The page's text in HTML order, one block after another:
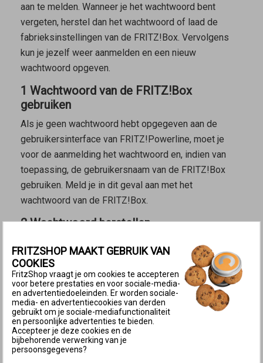
aan te melden. Wanneer je het wachtwoord bent
vergeten, herstel dan het wachtwoord of laad de
fabrieksinstellingen van de FRITZ!Box. Vervolgens
kun je jezelf weer aanmelden en een nieuw
wachtwoord opgeven.
1 Wachtwoord van de FRITZ!Box
gebruiken
Als je geen wachtwoord hebt opgegeven aan de
gebruikersinterface van FRITZ!Powerline, moet je
voor de aanmelding het wachtwoord en, indien van
toepassing, de gebruikersnaam van de FRITZ!Box
gebruiken. Meld je in dit geval aan met het
wachtwoord van de FRITZ!Box.
2 Wachtwoord herstellen
Als je de mogelijkheid wordt geboden om een
pushservice-e-mail te laten versturen, laat je dan een
e-mail met toegangslink toesturen, waarmee je het
wachtwoord opnieuw kunt instellen:
Open degebruikersinterface van FRITZ!Powerline
Klik op de link "Forgot your password?"
Klik op de knop "Send Push Service mail". Als de
knop niet wordt weergegeven, dan is de push-
FRITZSHOP MAAKT GEBRUIK VAN
COOKIES
FritzShop vraagt je om cookies te accepteren
voor betere prestaties en voor sociale-media-
en advertentiedoeleinden. Er worden sociale-
media- en advertentiecookies van derden
gebruikt om je sociale-mediafunctionaliteit
en persoonlijke advertenties te bieden.
Accepteer je deze cookies en de
bijbehorende verwerking van je
persoonsgegevens?